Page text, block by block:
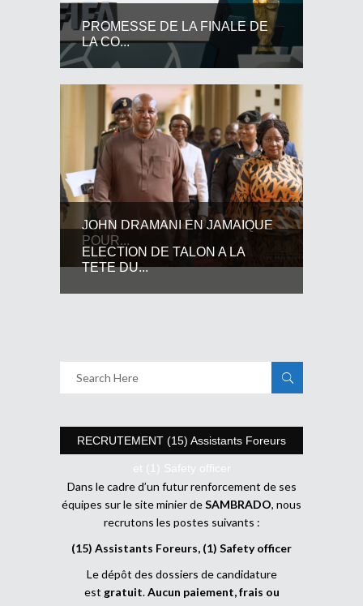
PROMESSE DE LA FINALE DE
LA CO...
JOHN DRAMANI EN JAMAIQUE
POUR...
ELECTION DE TALON A LA
TETE DU...
RECRUTEMENT (15) Assistants Foreurs
et (1) Safety officer
Dans le cadre d’un futur renforcement de ses
équipes sur le site minier deSAMBRADO, nous
recrutons les postes suivants :
(15) Assistants Foreurs, (1) Safety officer
Le dépôt des dossiers de candidature
est gratuit.Aucun paiement, frais ou